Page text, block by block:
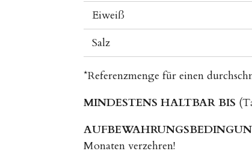
Eiweiß
Salz
*Referenzmenge für einen
MINDESTENS HALTBAR BIS
Monaten verzehren!